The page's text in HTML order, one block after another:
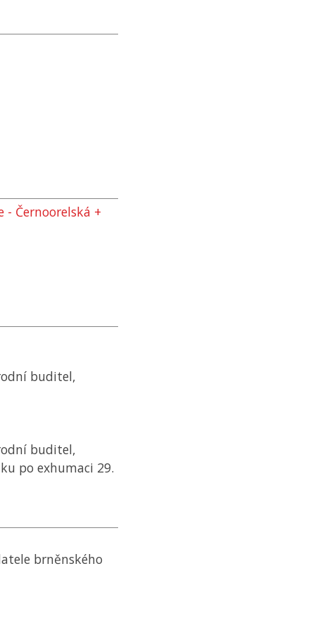
- Černoorelská +
buditel,
buditel,
po exhumaci 29.
brněnského